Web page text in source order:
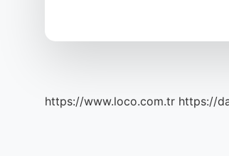
https://www.loco.com.tr https://